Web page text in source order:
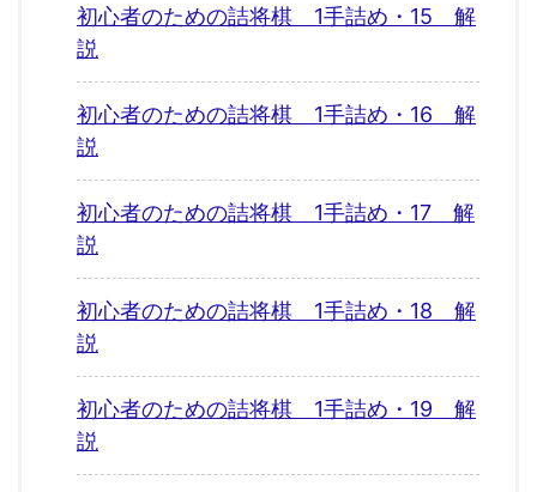
初心者のための詰将棋 1手詰め・15 解
説
初心者のための詰将棋 1手詰め・16 解
説
初心者のための詰将棋 1手詰め・17 解
説
初心者のための詰将棋 1手詰め・18 解
説
初心者のための詰将棋 1手詰め・19 解
説